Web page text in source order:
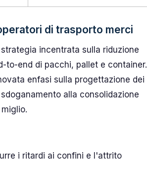
di trasporto merci
incentrata sulla riduzione
to-end di pacchi, pallet e container.
enfasi sulla progettazione dei
alla consolidazione
i ritardi ai confini e l'attrito